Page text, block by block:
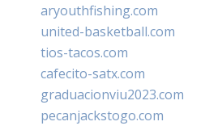
aryouthfishing.com
united-basketball.com
tios-tacos.com
cafecito-satx.com
graduacionviu2023.com
pecanjackstogo.com